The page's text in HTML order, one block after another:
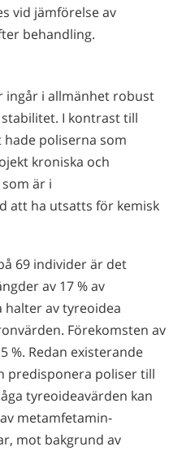
vid jämförelse av
behandling.
ingår i allmänhet robust
I kontrast till
poliserna som
kroniska och
är i
att ha utsatts för kemisk
69 individer är det
av 17 % av
halter av tyreoidea
Förekomsten av
%. Redan existerande
predisponera poliser till
tyreoideavärden kan
metamfetamin-
mot bakgrund av